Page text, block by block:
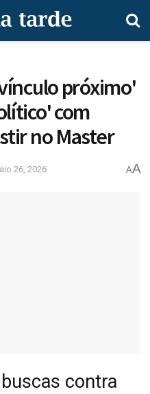
próximo'
com
no Master
26, 2026 AA
contra